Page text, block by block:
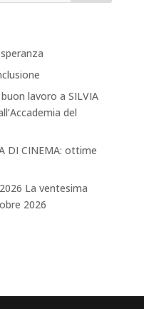
lavoro a SILVIA
del
DI CINEMA: ottime
La ventesima
2026